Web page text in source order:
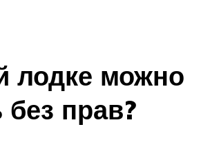
лодке можно
без прав?